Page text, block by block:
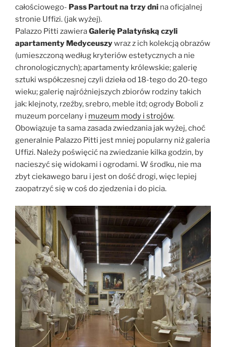
całościowego- Pass Partout na trzy dni na oficjalnej
stronie Uffizi. (jak wyżej).
Palazzo Pitti zawieraGalerię Palatyńską czyli
apartamenty Medyceuszywraz z ich kolekcją obrazów
(umieszczoną według kryteriów estetycznych a nie
chronologicznych); apartamenty królewskie; galerię
sztuki współczesnej czyli dzieła od 18-tego do 20-tego
wieku; galerię najróżniejszych zbiorów rodziny takich
jak: klejnoty, rzeźby, srebro, meble itd; ogrody Boboli z
muzeum porcelany i muzeum mody i strojów.
Obowiązuje ta sama zasada zwiedzania jak wyżej, choć
generalnie Palazzo Pitti jest mniej popularny niż galeria
Uffizi. Należy poświęcić na zwiedzanie kilka godzin, by
nacieszyć się widokami i ogrodami. W środku, nie ma
zbyt ciekawego baru i jest on dość drogi, więc lepiej
zaopatrzyć się w coś do zjedzenia i do picia.